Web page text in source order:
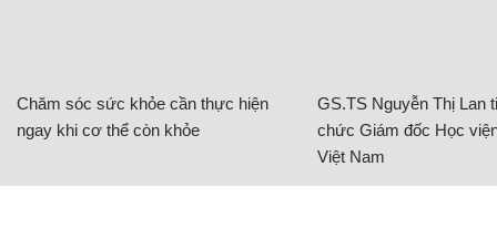
Chăm sóc sức khỏe cần thực hiện
ngay khi cơ thể còn khỏe
GS.TS Nguyễn Thị Lan
chức Giám đốc Học
Việt Nam